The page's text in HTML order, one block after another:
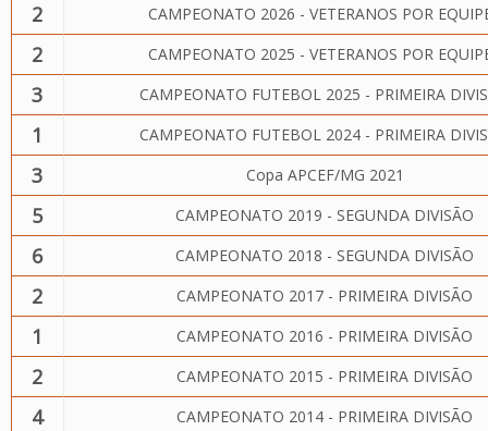
2 CAMPEONATO 2026 - VETERANOS POR
2 CAMPEONATO 2025 - VETERANOS POR
3 CAMPEONATO FUTEBOL 2025 - PRIMEIRA
1 CAMPEONATO FUTEBOL 2024 - PRIMEIRA
3 Copa APCEF/MG 2021
5 CAMPEONATO 2019 - SEGUNDA DIVISÃO
6 CAMPEONATO 2018 - SEGUNDA DIVISÃO
2 CAMPEONATO 2017 - PRIMEIRA DIVISÃO
1 CAMPEONATO 2016 - PRIMEIRA DIVISÃO
2 CAMPEONATO 2015 - PRIMEIRA DIVISÃO
4 CAMPEONATO 2014 - PRIMEIRA DIVISÃO